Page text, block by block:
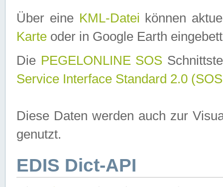
Über eine KML-Datei können
Karte oder in Google Earth
Die PEGELONLINE SOS
Service Interface Standard 2.0
Diese Daten werden auch zur
genutzt.
EDIS Dict-API